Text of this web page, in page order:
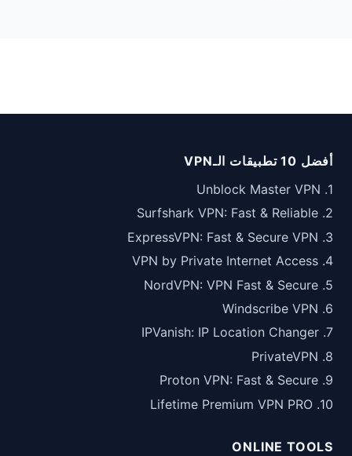
أفضل 10 تطبيقات الـVPN
1. Unblock Master VPN
2. Surfshark VPN: Fast & Reliable
3. ExpressVPN: Fast & Secure VPN
4. VPN by Private Internet Access
5. NordVPN: VPN Fast & Secure
6. Windscribe VPN
7. IPVanish: IP Location Changer
8. PrivateVPN
9. Proton VPN: Fast & Secure
10. Lifetime Premium VPN PRO
ONLINE TOOLS